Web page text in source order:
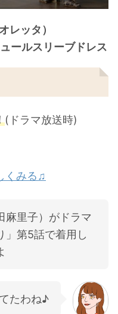
レッタ）
ールスリーブドレス
(ドラマ放送時)
くみる♫
麻里子）がドラマ
」第5話で着用し
たわね♪